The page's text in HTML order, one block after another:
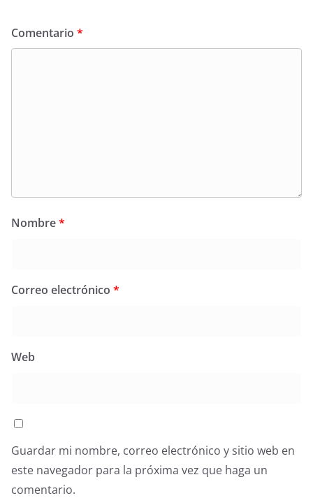
Comentario *
Nombre*
Correo electrónico *
Web
Guardar mi nombre, correo electrónico y sitio web en
este navegador para la próxima vez que haga un
comentario.